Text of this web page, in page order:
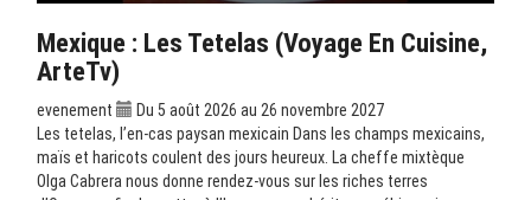
Mexique : Les Tetelas (Voyage En Cuisine,
ArteTv)
evenement
Du 5 août 2026 au 26 novembre 2027
Les tetelas, l’en-cas paysan mexicain Dans les champs mexicains,
maïs et haricots coulent des jours heureux. La cheffe mixtèque
Olga Cabrera nous donne rendez-vous sur les riches terres